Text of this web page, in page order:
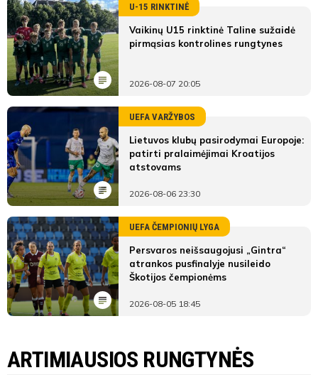
U-15 RINKTINĖ
Vaikinų U15 rinktinė Taline sužaidė
pirmąsias kontrolines rungtynes
2026-08-07 20:05
UEFA VARŽYBOS
Lietuvos klubų pasirodymai Europoje:
patirti pralaimėjimai Kroatijos
atstovams
2026-08-06 23:30
UEFA ČEMPIONIŲ LYGA
Persvaros neišsaugojusi „Gintra“
atrankos pusfinalyje nusileido
Škotijos čempionėms
2026-08-05 18:45
Kauno Žalgirio FA
Pirmas
ARTIMIAUSIOS RUNGTYNĖS